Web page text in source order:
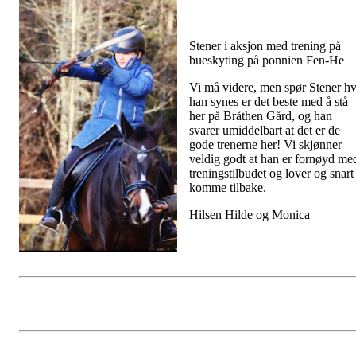
Stener i aksjon med trening på
bueskyting på ponnien Fen-He
Vi må videre, men spør Stener
han synes er det beste med å stå
her på Bråthen Gård, og han
svarer umiddelbart at det er de
gode trenerne her! Vi skjønner
veldig godt at han er fornøyd
treningstilbudet og lover og snart
komme tilbake.
Hilsen Hilde og Monica